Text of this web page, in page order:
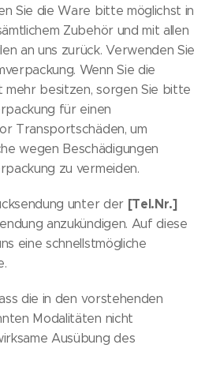
Sie die Ware bitte möglichst in
Zubehör und mit allen
an uns zurück. Verwenden Sie
Wenn Sie die
mehr besitzen, sorgen Sie bitte
für einen
Transportschäden, um
wegen Beschädigungen
zu vermeiden.
unter der [Tel.Nr.]
anzukündigen. Auf diese
eine schnellstmögliche
die in den vorstehenden
Modalitäten nicht
Ausübung des